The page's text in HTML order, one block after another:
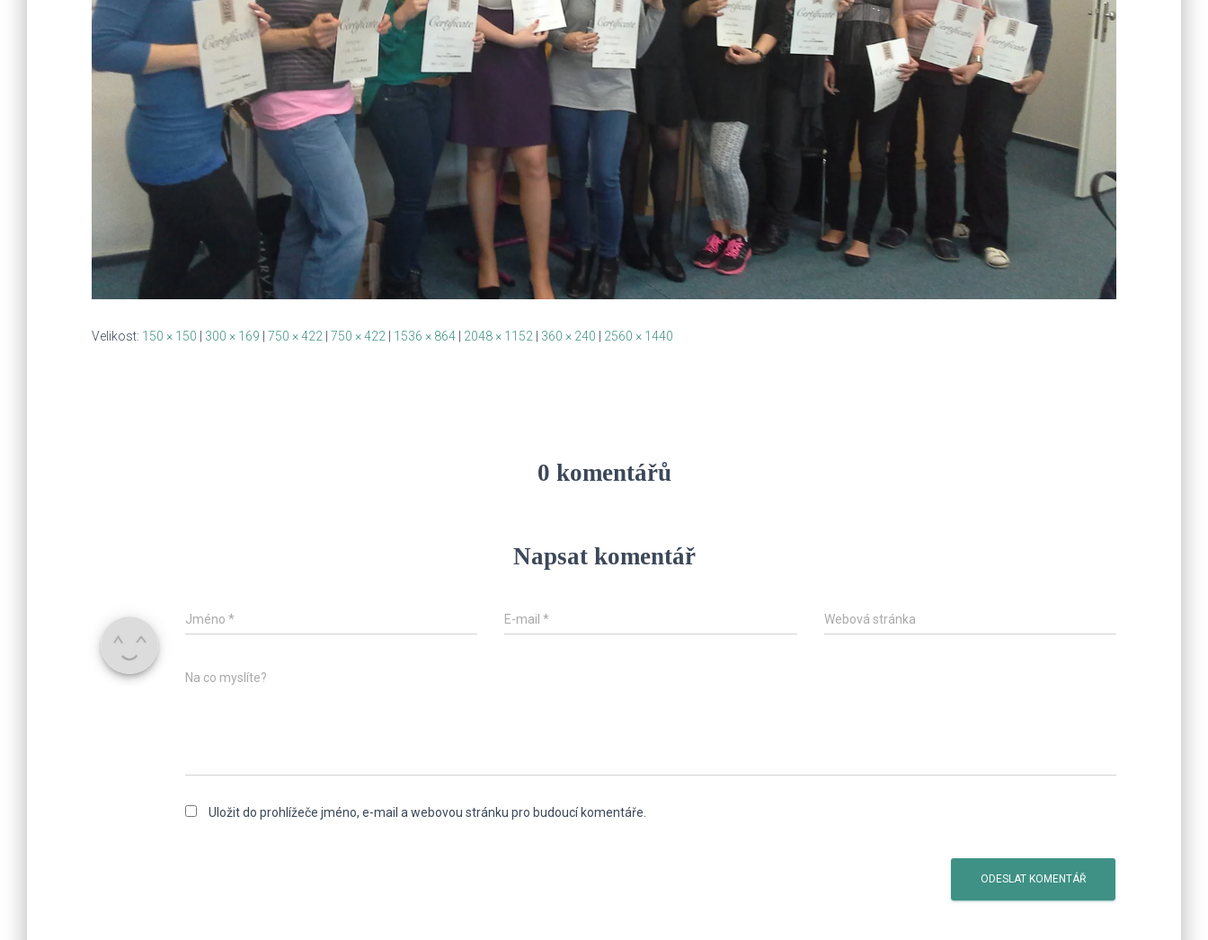
Velikost: 150 × 150 300 × 169 750 × 422 750 × 422 1536 × 864 2048 × 1152 360 × 240 2560 × 1440
0 komentářů
Napsat komentář
Jméno * E-mail* Webová stránka
Na co myslíte?
Uložit do prohlížeče jméno, e-mail a webovou stránku pro budoucí komentáře.